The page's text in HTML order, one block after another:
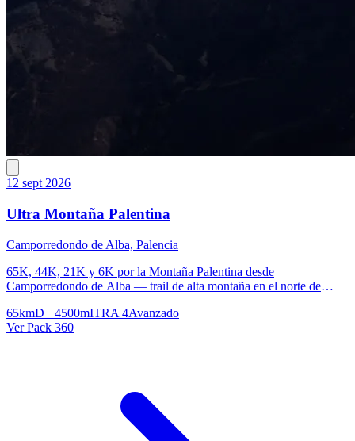
12 sept 2026
Ultra Montaña Palentina
Camporredondo de Alba, Palencia
65K, 44K, 21K y 6K por la Montaña Palentina desde
Camporredondo de Alba — trail de alta montaña en el norte de
65kmD+ 4500mITRA 4Avanzado
Ver Pack 360